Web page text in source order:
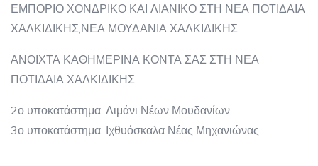
ΕΜΠΟΡΙΟ ΧΟΝΔΡΙΚΟ ΚΑΙ ΛΙΑΝΙΚΟ ΣΤΗ ΝΕΑ ΠΟΤΙΔΑΙΑ
ΧΑΛΚΙΔΙΚΗΣ,ΝΕΑ ΜΟΥΔΑΝΙΑ ΧΑΛΚΙΔΙΚΗΣ
ΑΝΟΙΧΤΑ ΚΑΘΗΜΕΡΙΝΑ ΚΟΝΤΑ ΣΑΣ ΣΤΗ ΝΕΑ
ΠΟΤΙΔΑΙΑ ΧΑΛΚΙΔΙΚΗΣ
2ο υποκατάστημα: Λιμάνι Νέων Μουδανίων
3ο υποκατάστημα: Ιχθυόσκαλα Νέας Μηχανιώνας